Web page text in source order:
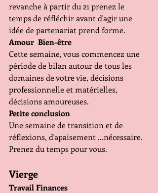
revanche à partir du 21 prenez le
temps de réfléchir avant d'agir une
idée de partenariat prend forme.
Amour  Bien-être
Cette semaine, vous commencez une
période de bilan autour de tous les
domaines de votre vie, décisions
professionnelle et matérielles,
décisions amoureuses.
Petite conclusion
Une semaine de transition et de
réflexions, d'apaisement ...nécessaire.
Prenez du temps pour vous.
Vierge
Travail Finances